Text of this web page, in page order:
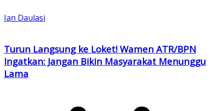
Ian Daulasi
Turun Langsung ke Loket! Wamen ATR/BPN
Ingatkan: Jangan Bikin Masyarakat Menunggu
Lama